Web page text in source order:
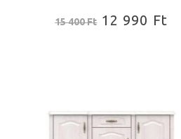
15 400Ft 12 990 Ft